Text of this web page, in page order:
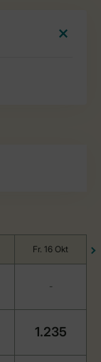
Fr. 16 Okt
-
1.235